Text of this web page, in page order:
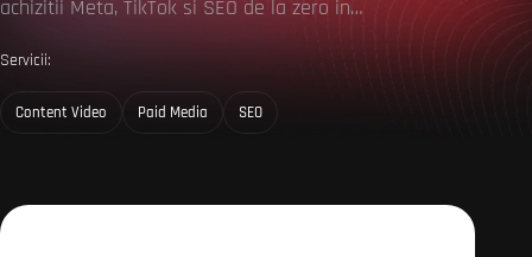
achizitii Meta, TikTok si SEO de la zero in…
Servicii:
Content Video Paid Media SEO